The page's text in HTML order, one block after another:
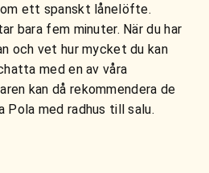
ett spanskt lånelöfte.
bara fem minuter. När du har
och vet hur mycket du kan
med en av våra
kan då rekommendera de
Pola med radhus till salu.